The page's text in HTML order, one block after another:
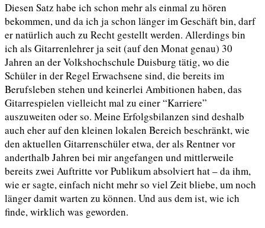
Diesen Satz habe ich schon mehr als einmal zu hören
bekommen, und da ich ja schon länger im Geschäft bin, darf
er natürlich auch zu Recht gestellt werden. Allerdings bin
ich als Gitarrenlehrer ja seit (auf den Monat genau) 30
Jahren an der Volkshochschule Duisburg tätig, wo die
Schüler in der Regel Erwachsene sind, die bereits im
Berufsleben stehen und keinerlei Ambitionen haben, das
Gitarrespielen vielleicht mal zu einer “Karriere”
auszuweiten oder so. Meine Erfolgsbilanzen sind deshalb
auch eher auf den kleinen lokalen Bereich beschränkt, wie
den aktuellen Gitarrenschüler etwa, der als Rentner vor
anderthalb Jahren bei mir angefangen und mittlerweile
bereits zwei Auftritte vor Publikum absolviert hat – da ihm,
wie er sagte, einfach nicht mehr so viel Zeit bliebe, um noch
länger damit warten zu können. Und aus dem ist, wie ich
finde, wirklich was geworden.